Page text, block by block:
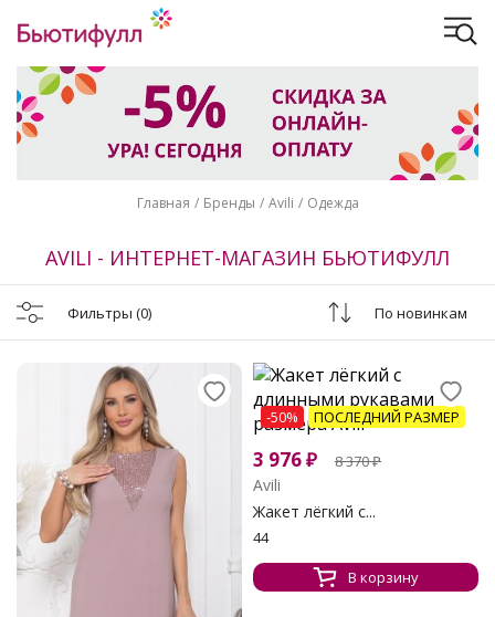
Главная Бренды Avili Одежда
AVILI - ИНТЕРНЕТ-МАГАЗИН БЬЮТИФУЛЛ
Фильтры (0) По новинкам
-50% ПОСЛЕДНИЙ РАЗМЕР
3 976₽ 8 370₽
Avili
Жакет лёгкий с...
44
В корзину